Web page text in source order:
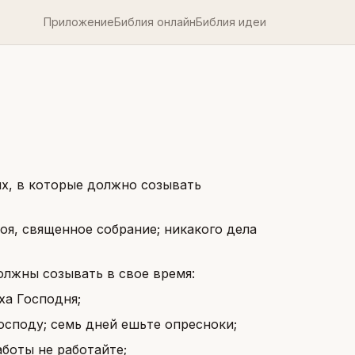
ПриложениеБиблия онлайнБиблия идеи
в которые должно созывать
священное собрание; никакого дела
созывать в свое время:
Господня;
семь дней ешьте опресноки;
не работайте;